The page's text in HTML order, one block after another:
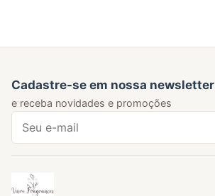
Cadastre-se em nossa newsletter
e receba novidades e promoções